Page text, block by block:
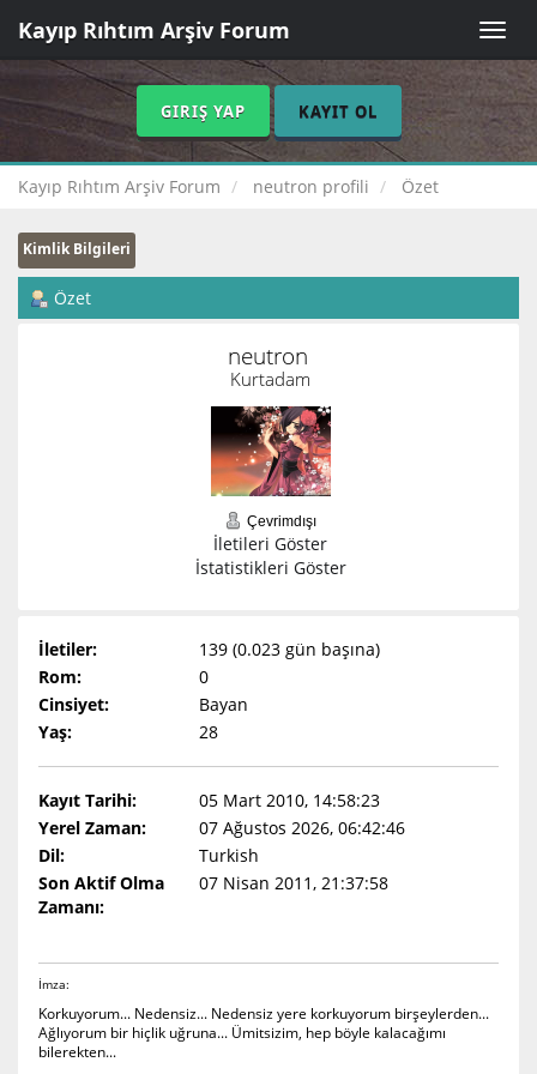
Toggle
Kayıp Rıhtım Arşiv Forum
GIRIŞ YAP KAYIT OL
Kayıp Rıhtım Arşiv Forum neutron profili Özet
Kimlik Bilgileri
Özet
neutron
Kurtadam
Çevrimdışı
İletileri Göster
İstatistikleri Göster
İletiler:
139 (0.023 gün başına)
Rom:
0
Cinsiyet:
Bayan
Yaş:
28
Kayıt Tarihi:
05 Mart 2010, 14:58:23
Yerel Zaman:
07 Ağustos 2026, 06:42:46
Dil:
Turkish
Son Aktif Olma
Zamanı:
07 Nisan 2011, 21:37:58
İmza:
Korkuyorum... Nedensiz... Nedensiz yere korkuyorum birşeylerden...
Ağlıyorum bir hiçlik uğruna... Ümitsizim, hep böyle kalacağımı
bilerekten...